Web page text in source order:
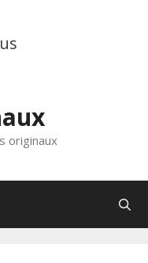
originaux